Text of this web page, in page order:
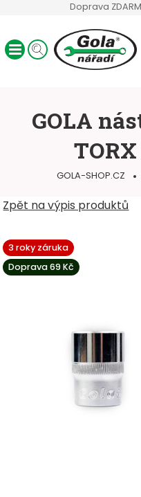
Doprava
GOLA
GOLA-SHOP.CZ
Zpět na výpis produktů
3 roky záruka
Doprava 69 Kč